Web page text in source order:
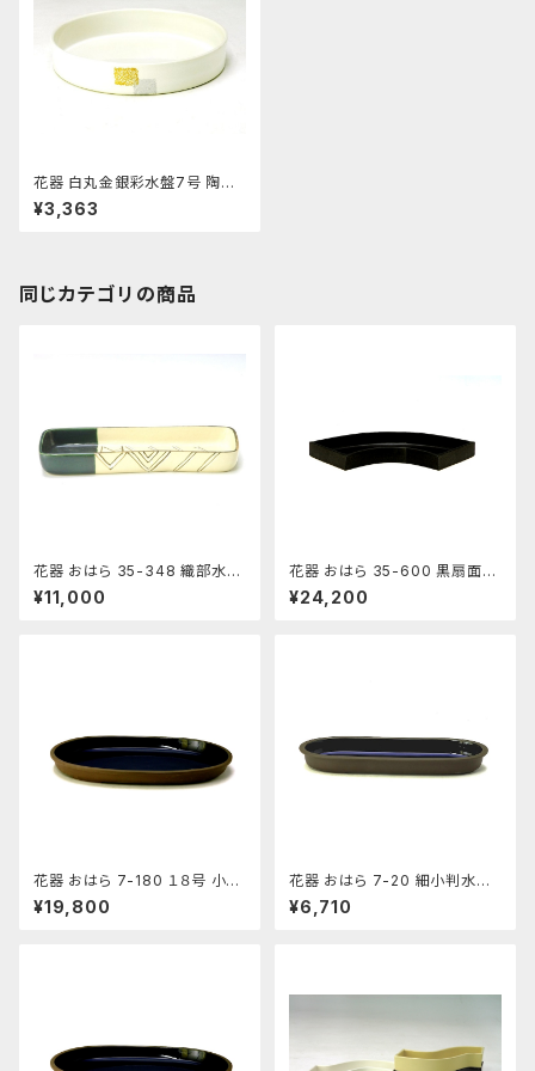
花器 白丸金銀彩水盤7号 陶器
水盤 花瓶 フラワーベース
¥3,363
同じカテゴリの商品
花器 おはら 35-348 織部水盤
花瓶 フラワーベース 水盤
¥11,000
花器 おはら 35-600 黒扇面水
盤 花瓶 フラワーベース 水盤
¥24,200
花器 おはら 7-180 １８号 小判
水盤 花瓶 フラワーベース 水盤
¥19,800
花器 おはら 7-20 細小判水盤
（流円） 花瓶 フラワーベース 水
盤
¥6,710